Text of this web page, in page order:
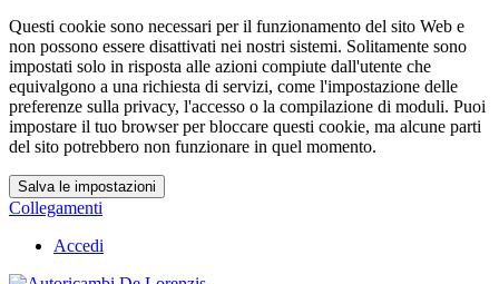
Questi cookie sono necessari per il funzionamento del sito Web e
non possono essere disattivati ​​nei nostri sistemi. Solitamente sono
impostati solo in risposta alle azioni compiute dall'utente che
equivalgono a una richiesta di servizi, come l'impostazione delle
preferenze sulla privacy, l'accesso o la compilazione di moduli. Puoi
impostare il tuo browser per bloccare questi cookie, ma alcune parti
del sito potrebbero non funzionare in quel momento.
Salva le impostazioni
Collegamenti
Accedi